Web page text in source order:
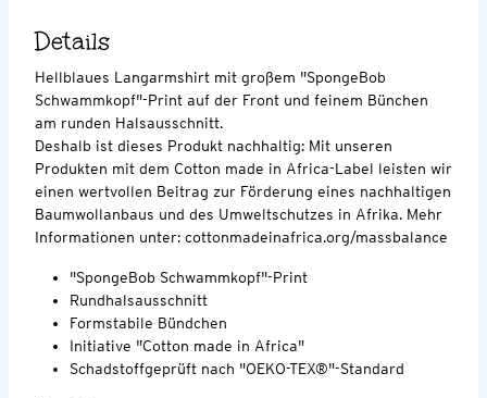
Details
Hellblaues Langarmshirt mit großem "SpongeBob
Schwammkopf"-Print auf der Front und feinem Bünchen
am runden Halsausschnitt.
Deshalb ist dieses Produkt nachhaltig: Mit unseren
Produkten mit dem Cotton made in Africa-Label leisten wir
einen wertvollen Beitrag zur Förderung eines nachhaltigen
Baumwollanbaus und des Umweltschutzes in Afrika. Mehr
Informationen unter: cottonmadeinafrica.org/massbalance
"SpongeBob Schwammkopf"-Print
Rundhalsausschnitt
Formstabile Bündchen
Initiative "Cotton made in Africa"
Schadstoffgeprüft nach "OEKO-TEX®"-Standard